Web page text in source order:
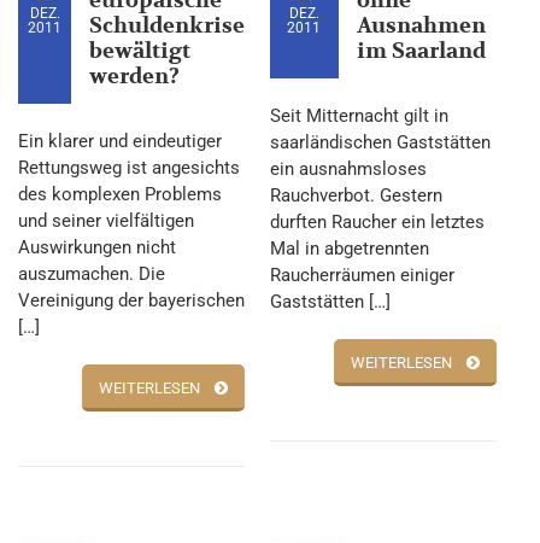
DEZ.
2011
Schuldenkrise
bewältigt
werden?
Ein klarer und eindeutiger
Rettungsweg ist angesichts
des komplexen Problems
und seiner vielfältigen
Auswirkungen nicht
auszumachen. Die
Vereinigung der bayerischen
[…]
WEITERLESEN
DEZ.
2011
Ausnahmen
im Saarland
Seit Mitternacht gilt in
saarländischen Gaststätten
ein ausnahmsloses
Rauchverbot. Gestern
durften Raucher ein letztes
Mal in abgetrennten
Raucherräumen einiger
Gaststätten […]
WEITERLESEN